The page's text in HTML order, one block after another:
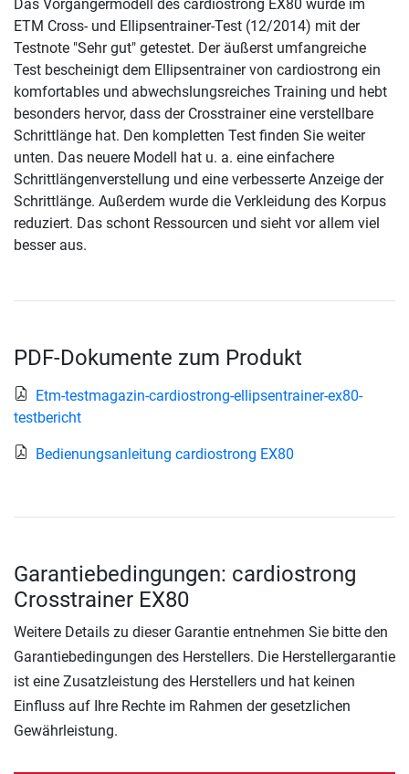
Das Vorgängermodell des cardiostrong EX80 wurde im
ETM Cross- und Ellipsentrainer-Test (12/2014) mit der
Testnote "Sehr gut" getestet. Der äußerst umfangreiche
Test bescheinigt dem Ellipsentrainer von cardiostrong ein
komfortables und abwechslungsreiches Training und hebt
besonders hervor, dass der Crosstrainer eine verstellbare
Schrittlänge hat. Den kompletten Test finden Sie weiter
unten. Das neuere Modell hat u. a. eine einfachere
Schrittlängenverstellung und eine verbesserte Anzeige der
Schrittlänge. Außerdem wurde die Verkleidung des Korpus
reduziert. Das schont Ressourcen und sieht vor allem viel
besser aus.
PDF-Dokumente zum Produkt
Etm-testmagazin-cardiostrong-ellipsentrainer-ex80-
testbericht
Bedienungsanleitung cardiostrong EX80
Garantiebedingungen: cardiostrong
Crosstrainer EX80
Weitere Details zu dieser Garantie entnehmen Sie bitte den
Garantiebedingungen des Herstellers. Die Herstellergarantie
ist eine Zusatzleistung des Herstellers und hat keinen
Einfluss auf Ihre Rechte im Rahmen der gesetzlichen
Gewährleistung.